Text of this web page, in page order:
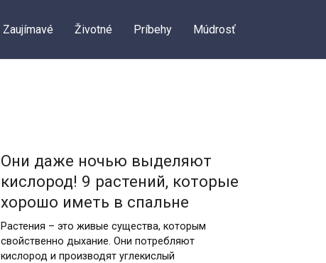
Zaujímavé Životné Príbehy Múdrosť
Они даже ночью выделяют
кислород! 9 растений, которые
хорошо иметь в спальне
Растения – это живые существа, которым
свойственно дыхание. Они потребляют
кислород и производят углекислый